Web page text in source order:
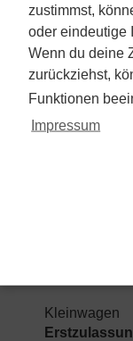
zustimmst,
oder eindeutige
Wenn du deine
zurückziehst,
Funktionen
Impressum
TSI/
Kleinwagen